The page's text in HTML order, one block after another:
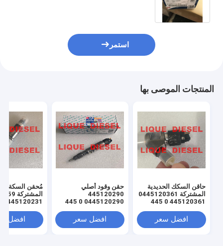
استمر
المنتجات الموصى بها
حاقن السكك الحديدية
المشتركة 0445120361
445120361 0 445
افضل سعر
حقن وقود أصلي
445120290
0445120290 0 445
1112100A-A38
L47001112100AA38
افضل سعر
مُحقن السكة
231 لـ
3976372 5263262
افضل